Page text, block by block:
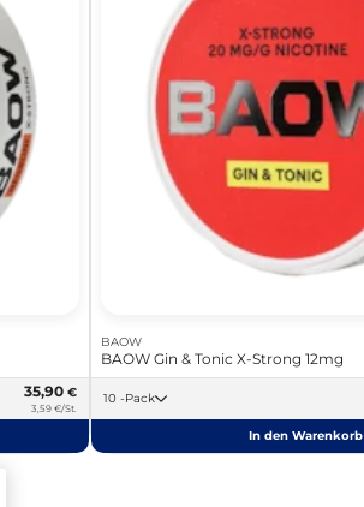
35,90 €
3,59 €/St.
BAOW
BAOW Gin & Tonic X-Strong 12mg
10 -Pack
In den Warenkorb